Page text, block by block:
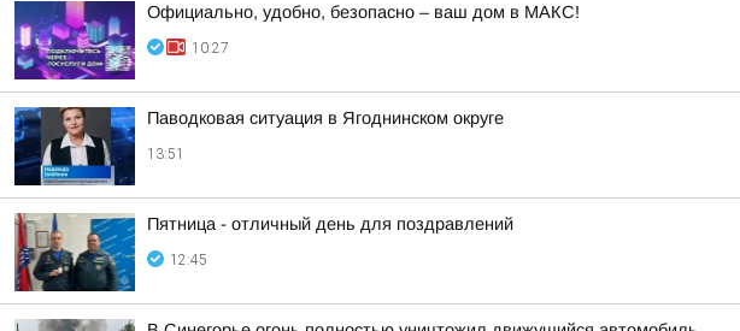
Официально, удобно, безопасно – ваш дом в МАКС!
10:27
Паводковая ситуация в Ягоднинском округе
13:51
Пятница - отличный день для поздравлений
12:45